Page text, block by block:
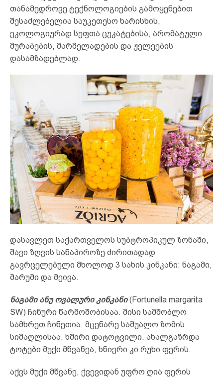
თანამედროვე ტექნოლოგიების გამოყენებით
შესაძლებელია საუკეთესო ხარისხის,
ეკოლოგიურად სუფთა ცუკატებისა, არომატული
მურაბების, მარმელადების და ჟელეების
დასამზადებლად.
დასავლეთ საქართველოს სუბტროპიკულ ზონაში,
შავი ზღვის სანაპიროზე ძირითადად
გავრცელებული მხოლოდ 3 სახის კინკანი: ნაგამი,
მარუმი და მეივა.
ნაგამი ანუ ოვალური კინკანი(Fortunella margarita
SW) ჩინური წარმოშობისაა. მისი სამშობლო
სამხრეთ ჩინეთია. მცენარე საშუალო ზომის
სიმაღლისაა. ხშირი დატოტვილი. ახალგაზრდა
ტოტები მუქი მწვანეა, ხნიერი კი რუხი ფერის.
აქვს მუქი მწვანე, ქვევიდან უფრო ღია ფერის